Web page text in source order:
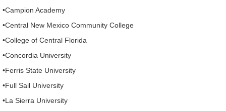
•Campion Academy
•Central New Mexico Community College
•College of Central Florida
•Concordia University
•Ferris State University
•Full Sail University
•La Sierra University